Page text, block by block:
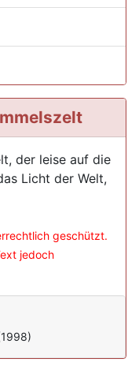
der leise auf die
Licht der Welt,
geschützt.
jedoch